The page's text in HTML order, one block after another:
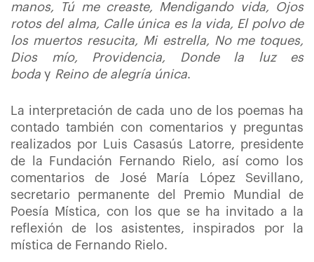
manos,
Tú me creaste, Mendigando vida, Ojos
rotos del alma, Calle única es la vida, El polvo de
los muertos resucita, Mi estrella, No me toques,
Dios mío, Providencia, Donde la luz es
boda y Reino de alegría única.
La interpretación de cada uno de los poemas ha
contado también con comentarios y preguntas
realizados por Luis Casasús Latorre, presidente
de la Fundación Fernando Rielo, así como los
comentarios de José María López Sevillano,
secretario permanente del Premio Mundial de
Poesía Mística, con los que se ha invitado a la
reflexión de los asistentes, inspirados por la
mística de Fernando Rielo.